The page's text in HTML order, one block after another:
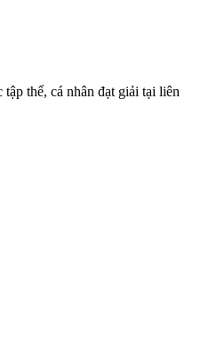
thể, cá nhân đạt giải tại liên